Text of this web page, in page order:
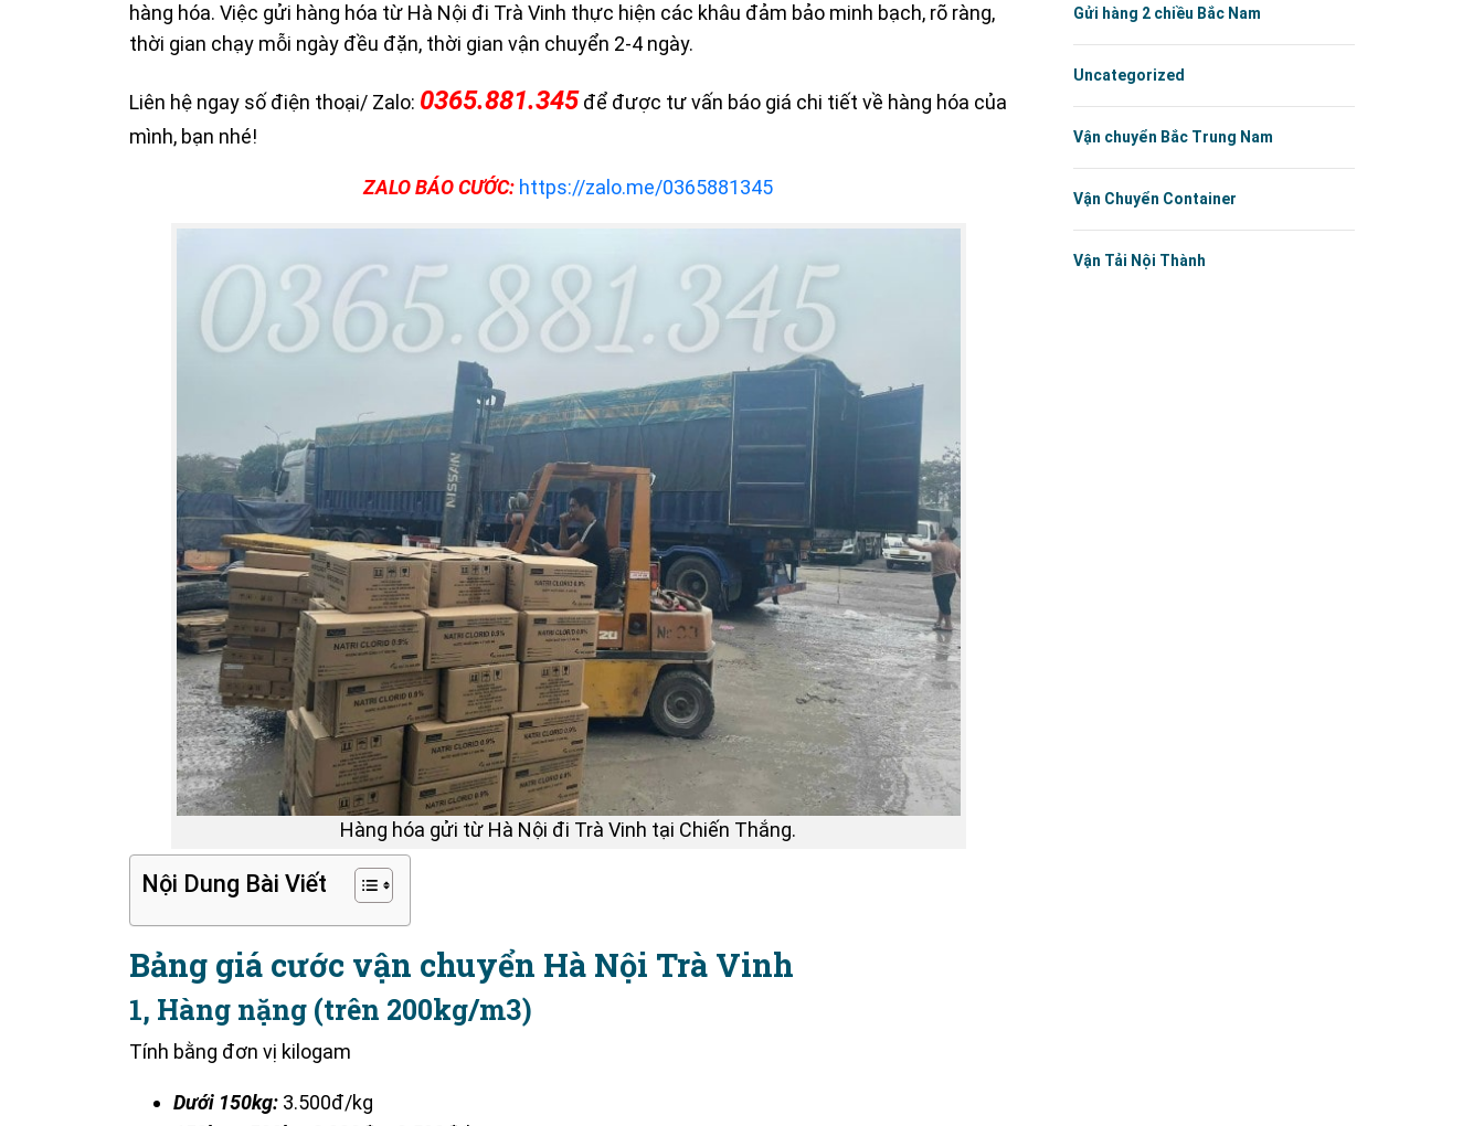
hàng hóa. Việc gửi hàng hóa từ Hà Nội đi Trà Vinh thực hiện các khâu đảm bảo minh bạch, rõ ràng,
thời gian chạy mỗi ngày đều đặn, thời gian vận chuyển 2-4 ngày.
Liên hệ ngay số điện thoại/ Zalo: 0365.881.345 để được tư vấn báo giá chi tiết về hàng hóa của
mình, bạn nhé!
ZALO BÁO CƯỚC: https://zalo.me/0365881345
Hàng hóa gửi từ Hà Nội đi Trà Vinh tại Chiến Thắng.
Nội Dung Bài Viết
Bảng giá cước vận chuyển Hà Nội Trà Vinh
1, Hàng nặng (trên 200kg/m3)
Tính bằng đơn vị kilogam
Dưới 150kg: 3.500đ/kg
Gửi hàng 2 chiều Bắc Nam
Uncategorized
Vận chuyển Bắc Trung Nam
Vận Chuyển Container
Vận Tải Nội Thành